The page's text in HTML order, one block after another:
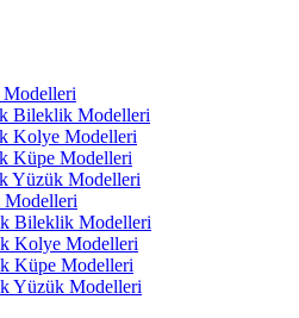
Modelleri
Bileklik Modelleri
Kolye Modelleri
Küpe Modelleri
Yüzük Modelleri
Modelleri
Bileklik Modelleri
Kolye Modelleri
Küpe Modelleri
Yüzük Modelleri